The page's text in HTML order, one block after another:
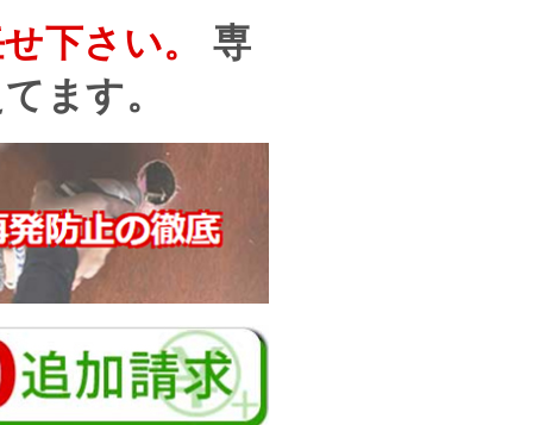
下さい。
専
ます。